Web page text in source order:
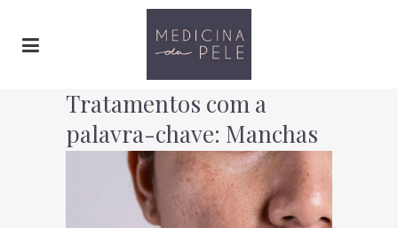
Tratamentos com a
palavra-chave: Manchas
acastanhadas